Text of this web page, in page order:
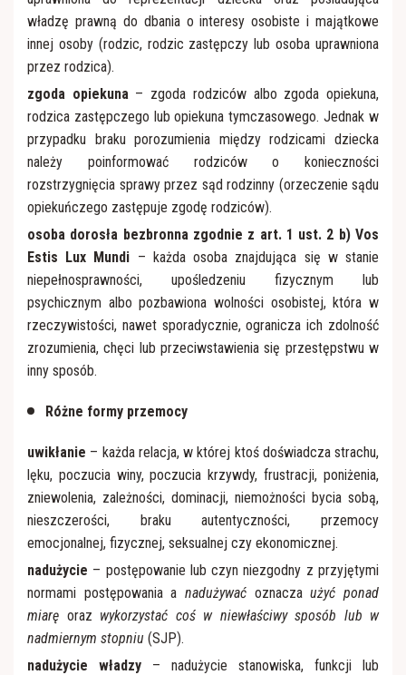
władzę prawną do dbania o interesy osobiste i majątkowe
innej osoby (rodzic, rodzic zastępczy lub osoba uprawniona
przez rodzica).
zgoda opiekuna – zgoda rodziców albo zgoda opiekuna,
rodzica zastępczego lub opiekuna tymczasowego. Jednak w
przypadku braku porozumienia między rodzicami dziecka
należy poinformować rodziców o konieczności
rozstrzygnięcia sprawy przez sąd rodzinny (orzeczenie sądu
opiekuńczego zastępuje zgodę rodziców).
osoba dorosła bezbronna zgodnie z art. 1 ust. 2 b) Vos
Estis Lux Mundi – każda osoba znajdująca się w stanie
niepełnosprawności, upośledzeniu fizycznym lub
psychicznym albo pozbawiona wolności osobistej, która w
rzeczywistości, nawet sporadycznie, ogranicza ich zdolność
zrozumienia, chęci lub przeciwstawienia się przestępstwu w
inny sposób.
Różne formy przemocy
uwikłanie – każda relacja, w której ktoś doświadcza strachu,
lęku, poczucia winy, poczucia krzywdy, frustracji, poniżenia,
zniewolenia, zależności, dominacji, niemożności bycia sobą,
nieszczerości, braku autentyczności, przemocy
emocjonalnej, fizycznej, seksualnej czy ekonomicznej.
nadużycie – postępowanie lub czyn niezgodny z przyjętymi
normami postępowania a nadużywać oznaczaużyć ponad
miarę oraz wykorzystać coś w niewłaściwy sposób lub w
nadmiernym stopniu (SJP).
nadużycie władzy – nadużycie stanowiska, funkcji lub